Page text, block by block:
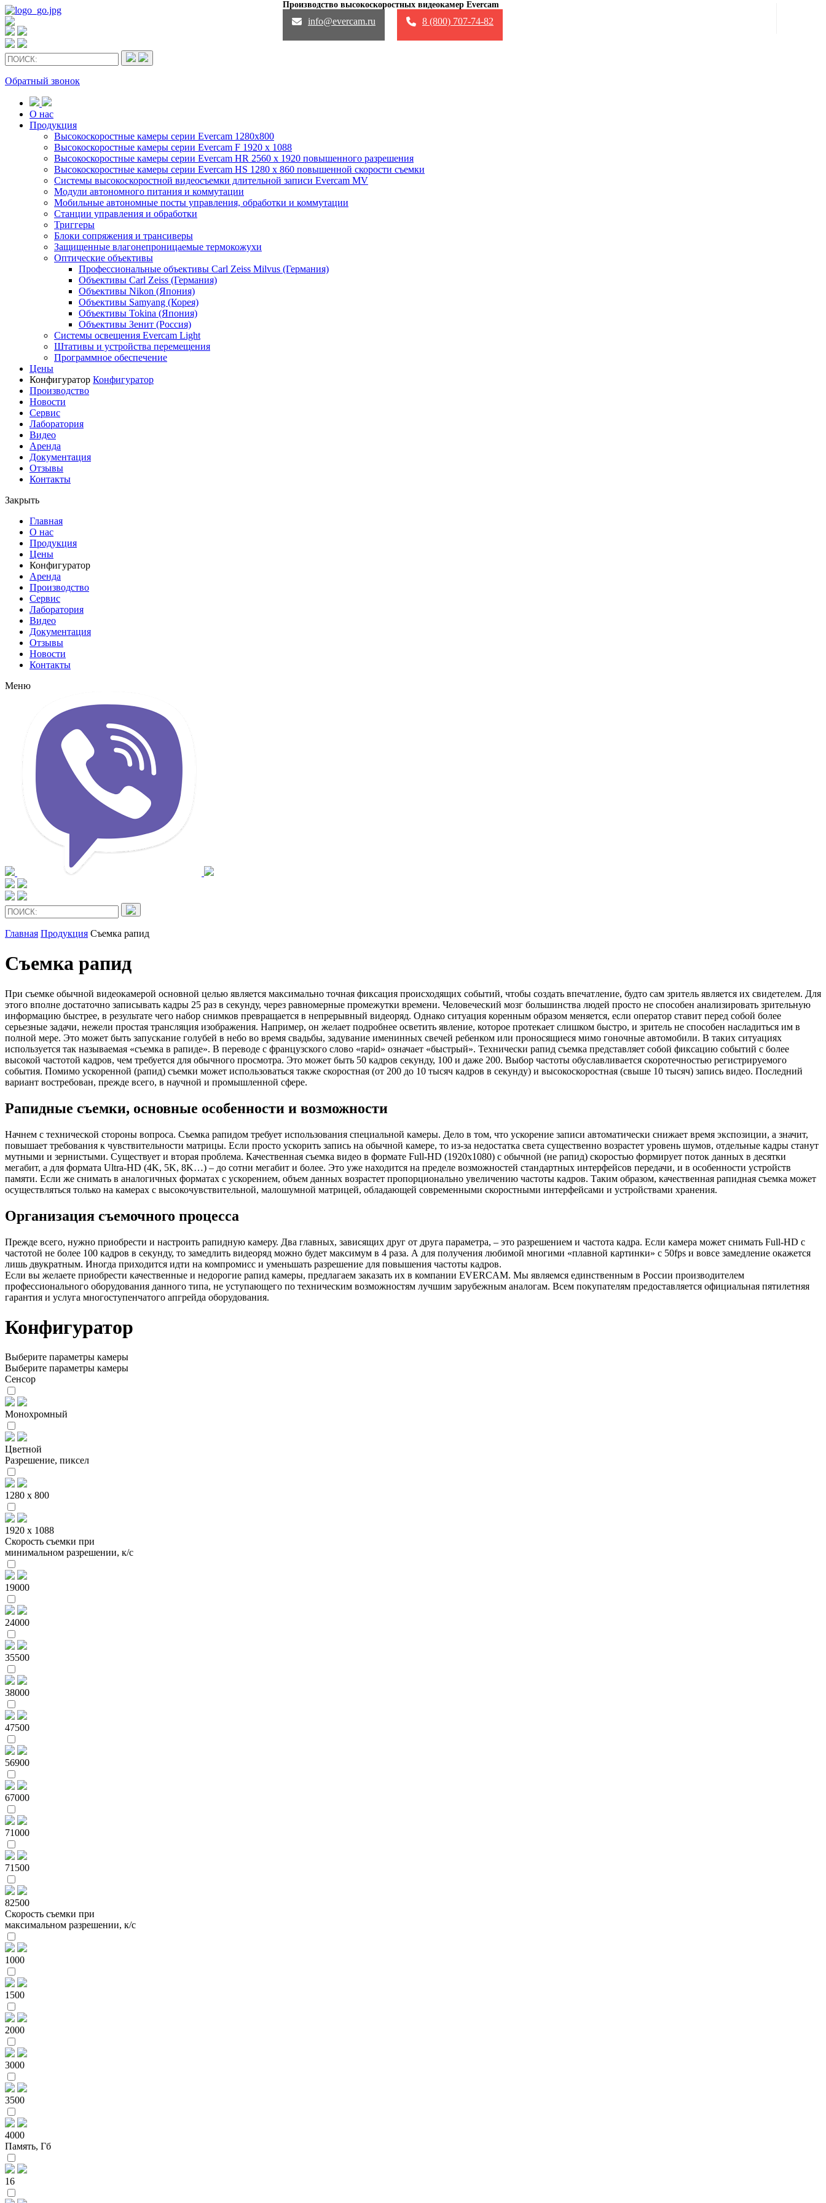
Обратный звонок
Производство высокоскоростных видеокамер Evercam
info@evercam.ru 8 (800) 707-74-82
О нас
Продукция
Высокоскоростные камеры серии Evercam 1280x800
Высокоскоростные камеры серии Evercam F 1920 x 1088
Высокоскоростные камеры серии Evercam HR 2560 х 1920 повышенного разрешения
Высокоскоростные камеры серии Evercam HS 1280 x 860 повышенной скорости съемки
Cистемы высокоскоростной видеосъемки длительной записи Evercam MV
Модули автономного питания и коммутации
Мобильные автономные посты управления, обработки и коммутации
Станции управления и обработки
Триггеры
Блоки сопряжения и трансиверы
Защищенные влагонепроницаемые термокожухи
Оптические объективы
Профессиональные объективы Carl Zeiss Milvus (Германия)
Объективы Carl Zeiss (Германия)
Объективы Nikon (Япония)
Объективы Samyang (Корея)
Объективы Tokina (Япония)
Объективы Зенит (Россия)
Системы освещения Evercam Light
Штативы и устройства перемещения
Программное обеспечение
Цены
Конфигуратор Конфигуратор
Производство
Новости
Сервис
Лаборатория
Видео
Аренда
Документация
Отзывы
Контакты
Закрыть
Главная
О нас
Продукция
Цены
Конфигуратор
Аренда
Производство
Сервис
Лаборатория
Видео
Документация
Отзывы
Новости
Контакты
Меню
Главная Продукция Съемка рапид
Съемка рапид
При съемке обычной видеокамерой основной целью является максимально точная фиксация происходящих событий, чтобы создать впечатление, будто сам зритель является их свидетелем. Для
этого вполне достаточно записывать кадры 25 раз в секунду, через равномерные промежутки времени. Человеческий мозг большинства людей просто не способен анализировать зрительную
информацию быстрее, в результате чего набор снимков превращается в непрерывный видеоряд. Однако ситуация коренным образом меняется, если оператор ставит перед собой более
серьезные задачи, нежели простая трансляция изображения. Например, он желает подробнее осветить явление, которое протекает слишком быстро, и зритель не способен насладиться им в
полной мере. Это может быть запускание голубей в небо во время свадьбы, задувание именинных свечей ребенком или проносящиеся мимо гоночные автомобили. В таких ситуациях
используется так называемая «съемка в рапиде». В переводе с французского слово «rapid» означает «быстрый». Технически рапид съемка представляет собой фиксацию событий с более
высокой частотой кадров, чем требуется для обычного просмотра. Это может быть 50 кадров секунду, 100 и даже 200. Выбор частоты обуславливается скоротечностью регистрируемого
события. Помимо ускоренной (рапид) съемки может использоваться также скоростная (от 200 до 10 тысяч кадров в секунду) и высокоскоростная (свыше 10 тысяч) запись видео. Последний
вариант востребован, прежде всего, в научной и промышленной сфере.
Рапидные съемки, основные особенности и возможности
Начнем с технической стороны вопроса. Съемка рапидом требует использования специальной камеры. Дело в том, что ускорение записи автоматически снижает время экспозиции, а значит,
повышает требования к чувствительности матрицы. Если просто ускорить запись на обычной камере, то из-за недостатка света существенно возрастет уровень шумов, отдельные кадры станут
мутными и зернистыми. Существует и вторая проблема. Качественная съемка видео в формате Full-HD (1920х1080) с обычной (не рапид) скоростью формирует поток данных в десятки
мегабит, а для формата Ultra-HD (4K, 5K, 8K…) – до сотни мегабит и более. Это уже находится на пределе возможностей стандартных интерфейсов передачи, и в особенности устройств
памяти. Если же снимать в аналогичных форматах с ускорением, объем данных возрастет пропорционально увеличению частоты кадров. Таким образом, качественная рапидная съемка может
осуществляться только на камерах с высокочувствительной, малошумной матрицей, обладающей современными скоростными интерфейсами и устройствами хранения.
Организация съемочного процесса
Прежде всего, нужно приобрести и настроить рапидную камеру. Два главных, зависящих друг от друга параметра, – это разрешением и частота кадра. Если камера может снимать Full-HD с
частотой не более 100 кадров в секунду, то замедлить видеоряд можно будет максимум в 4 раза. А для получения любимой многими «плавной картинки» с 50fps и вовсе замедление окажется
лишь двукратным. Иногда приходится идти на компромисс и уменьшать разрешение для повышения частоты кадров.
Если вы желаете приобрести качественные и недорогие рапид камеры, предлагаем заказать их в компании EVERCAM. Мы являемся единственным в России производителем
профессионального оборудования данного типа, не уступающего по техническим возможностям лучшим зарубежным аналогам. Всем покупателям предоставляется официальная пятилетняя
гарантия и услуга многоступенчатого апгрейда оборудования.
Конфигуратор
Выберите параметры камеры
Выберите параметры камеры
Сенсор
Монохромный
Цветной
Разрешение, пиксел
1280 x 800
1920 x 1088
Скорость съемки при
минимальном разрешении, к/с
19000
24000
35500
38000
47500
56900
67000
71000
71500
82500
Скорость съемки при
максимальном разрешении, к/с
1000
1500
2000
3000
3500
4000
Память, Гб
16
info@evercam.ru 8 (800) 707-74-82